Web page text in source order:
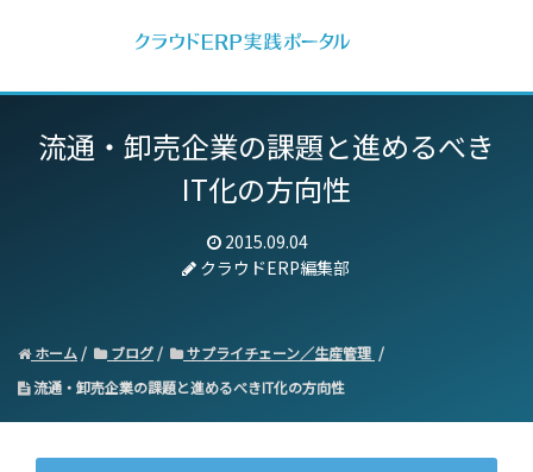
流通・卸売企業の課題と進めるべき
IT化の方向性
2015.09.04
クラウドERP編集部
ホーム ブログ
サプライチェーン／生産管理
流通・卸売企業の課題と進めるべきIT化の方向性